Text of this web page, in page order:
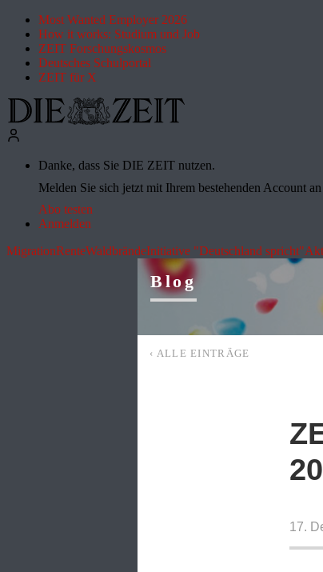
Most Wanted Employer 2026
How it works: Studium und Job
ZEIT Forschungskosmos
Deutsches Schulportal
ZEIT für X
Danke, dass Sie DIE ZEIT nutzen.
Melden Sie sich jetzt mit Ihrem bestehenden Account
Abo testen
Anmelden
MigrationRenteWaldbrändeInitiative "Deutschland spricht"
Blog
‹ ALLE EINTRÄGE
17.